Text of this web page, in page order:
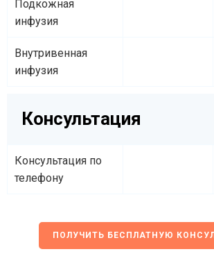
Подкожная
инфузия
Внутривенная
инфузия
Консультация
Консультация по
телефону
ПОЛУЧИТЬ БЕСПЛАТНУЮ